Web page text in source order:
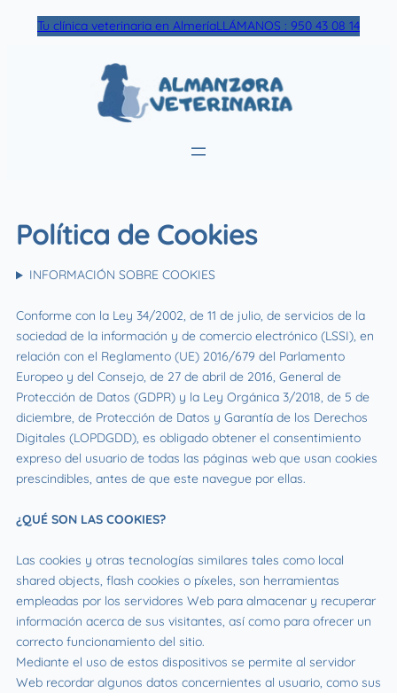
Tu clínica veterinaria en AlmeríaLLÁMANOS : 950 43 08 14
Política de Cookies
INFORMACIÓN SOBRE COOKIES
Conforme con la Ley 34/2002, de 11 de julio, de servicios de la
sociedad de la información y de comercio electrónico (LSSI), en
relación con el Reglamento (UE) 2016/679 del Parlamento
Europeo y del Consejo, de 27 de abril de 2016, General de
Protección de Datos (GDPR) y la Ley Orgánica 3/2018, de 5 de
diciembre, de Protección de Datos y Garantía de los Derechos
Digitales (LOPDGDD), es obligado obtener el consentimiento
expreso del usuario de todas las páginas web que usan cookies
prescindibles, antes de que este navegue por ellas.
¿QUÉ SON LAS COOKIES?
Las cookies y otras tecnologías similares tales como local
shared objects, flash cookies o píxeles, son herramientas
empleadas por los servidores Web para almacenar y recuperar
información acerca de sus visitantes, así como para ofrecer un
correcto funcionamiento del sitio.
Mediante el uso de estos dispositivos se permite al servidor
Web recordar algunos datos concernientes al usuario, como sus